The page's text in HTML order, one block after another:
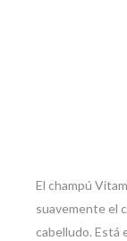
El champú
suavemente el
cabelludo. Está